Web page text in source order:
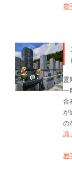
岩
霊
一
合
が
の
識
岩